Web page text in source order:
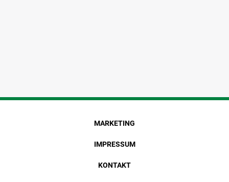
MARKETING
IMPRESSUM
KONTAKT